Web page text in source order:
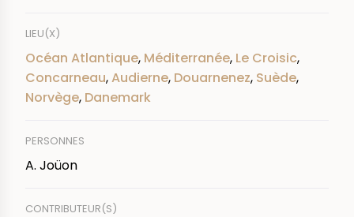
LIEU(X)
Océan Atlantique, Méditerranée, Le Croisic,
Concarneau,Audierne, Douarnenez, Suède,
Norvège, Danemark
PERSONNES
A. Joüon
CONTRIBUTEUR(S)